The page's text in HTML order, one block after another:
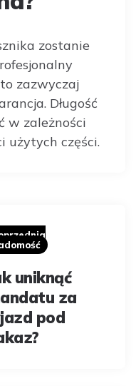
zostanie
zazwyczaj
Długość
w zależności
użytych części.
uniknąć
za
pod